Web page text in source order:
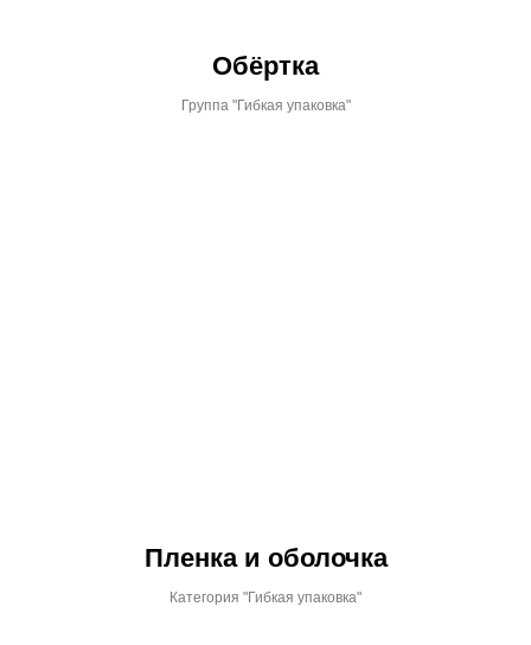
Обёртка
Группа "Гибкая упаковка"
Пленка и оболочка
Категория "Гибкая упаковка"